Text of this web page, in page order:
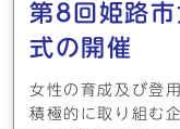
第8回姫路
式の開催
女性の育成及び登
積極的に取り組む